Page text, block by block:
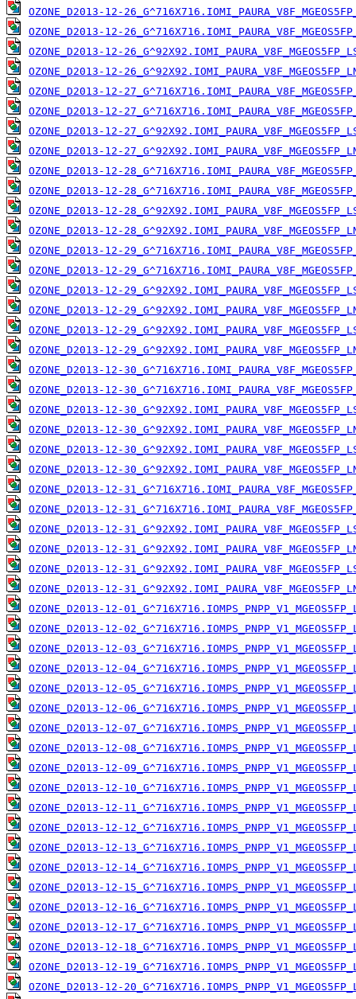
OZONE_D2013-12-
OZONE_D2013-12-
OZONE_D2013-12-
OZONE_D2013-12-
OZONE_D2013-12-
OZONE_D2013-12-
OZONE_D2013-12-
OZONE_D2013-12-
OZONE_D2013-12-
OZONE_D2013-12-
OZONE_D2013-12-
OZONE_D2013-12-
OZONE_D2013-12-
OZONE_D2013-12-
OZONE_D2013-12-
OZONE_D2013-12-
OZONE_D2013-12-
OZONE_D2013-12-
OZONE_D2013-12-
OZONE_D2013-12-
OZONE_D2013-12-
OZONE_D2013-12-
OZONE_D2013-12-
OZONE_D2013-12-
OZONE_D2013-12-
OZONE_D2013-12-
OZONE_D2013-12-
OZONE_D2013-12-
OZONE_D2013-12-
OZONE_D2013-12-
OZONE_D2013-12-
OZONE_D2013-12-
OZONE_D2013-12-
OZONE_D2013-12-
OZONE_D2013-12-
OZONE_D2013-12-
OZONE_D2013-12-
OZONE_D2013-12-
OZONE_D2013-12-
OZONE_D2013-12-
OZONE_D2013-12-
OZONE_D2013-12-
OZONE_D2013-12-
OZONE_D2013-12-
OZONE_D2013-12-
OZONE_D2013-12-
OZONE_D2013-12-
OZONE_D2013-12-
OZONE_D2013-12-
OZONE_D2013-12-